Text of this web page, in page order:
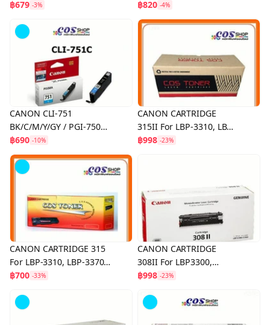
For MG5770, MG6870,
TS6070, TS8070
฿679 -3%
แคนนอนแท้ 100%
฿820 -4%
CANON CLI-751
BK/C/M/Y/GY / PGI-750
PGBK ตลับหมึกแคนนอน
ของแท้ 100%
฿690 -10%
CANON CARTRIDGE
315II For LBP-3310, LBP-
3370 ตลับหมึกพิมพ์ ของแท้
฿998 -23%
CANON CARTRIDGE 315
For LBP-3310, LBP-3370
ตลับหมึกพิมพ์ ของแท้ และ
฿700 -33%
CANON CARTRIDGE
308II For LBP3300,
LBP3310, LBP3360,
ของแท้ และเทียบเท่า
฿998 -23%